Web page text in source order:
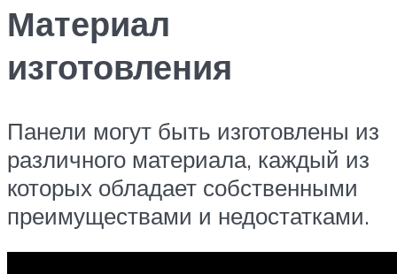
Материал
изготовления
Панели могут быть изготовлены из
различного материала, каждый из
которых обладает собственными
преимуществами и недостатками.